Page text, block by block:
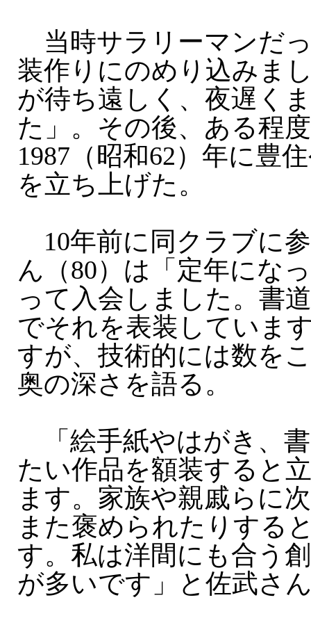
当時サラリーマンだ
装作りにのめり込みま
が待ち遠しく、夜遅く
た」。その後、ある程
1987（昭和62）年に豊
を立ち上げた。
10年前に同クラブに
ん（80）は「定年にな
って入会しました。書
でそれを表装していま
すが、技術的には数を
奥の深さを語る。
「絵手紙やはがき、
たい作品を額装すると
ます。家族や親戚らに
また褒められたりする
す。私は洋間にも合う
が多いです」と佐武さ